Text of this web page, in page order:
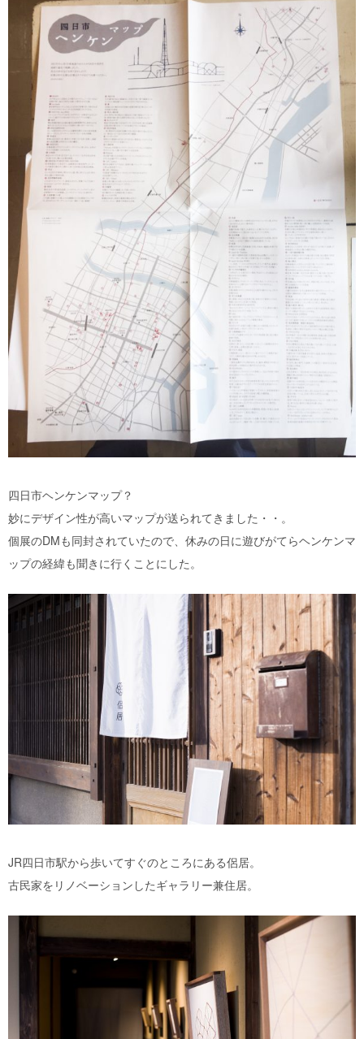
四日市ヘンケンマップ？
妙にデザイン性が高いマップが送られてきました・・。
個展のDMも同封されていたので、休みの日に遊びがてらヘンケンマ
ップの経緯も聞きに行くことにした。
JR四日市駅から歩いてすぐのところにある侶居。
古民家をリノベーションしたギャラリー兼住居。